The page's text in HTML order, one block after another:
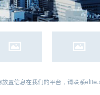
放置信息在我们的平台，请联系